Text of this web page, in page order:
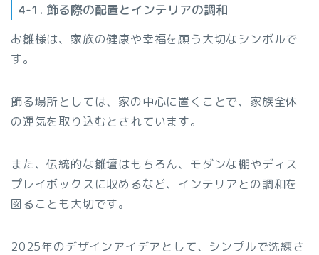
4-1. 飾る際の配置とインテリアの調和
お雛様は、家族の健康や幸福を願う大切なシンボルで
す。
飾る場所としては、家の中心に置くことで、家族全体
の運気を取り込むとされています。
また、伝統的な雛壇はもちろん、モダンな棚やディス
プレイボックスに収めるなど、インテリアとの調和を
図ることも大切です。
2025年のデザインアイデアとして、シンプルで洗練さ